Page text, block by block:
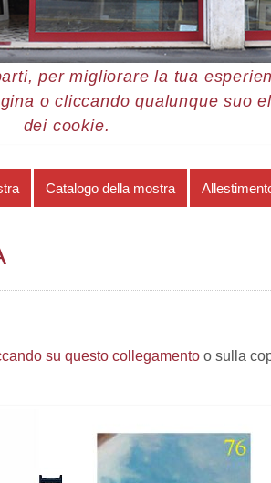
per migliorare la tua
o cliccando qualunque suo
dei cookie.
Catalogo della mostra
Catalogo della mostra
su questo collegamento o sulla